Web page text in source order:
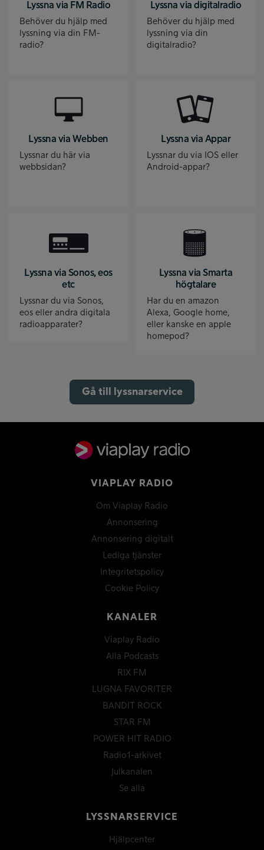
Lyssna via FM Radio
Behöver du hjälp med
lyssning via din FM-
radio?
Lyssna via digitalradio
Behöver du hjälp med
lyssning via din
digitalradio?
Lyssna via Webben
Lyssnar du här via
webbsidan?
Lyssna via Appar
Lyssnar du via IOS eller
Android-appar?
Lyssna via Sonos, eos
etc
Lyssnar du via Sonos,
eos eller andra digitala
radioapparater?
Lyssna via Smarta
högtalare
Har du en amazon
Alexa, Google home,
eller kanske en apple
homepod?
Gå till lyssnarservice
VIAPLAY RADIO
Om Viaplay Radio
Annonsering
Annonsering digitalt
Lediga tjänster
Integritetspolicy
Cookie Policy
KANALER
Viaplay Radio
Alla Podcasts
RIX FM
LUGNA FAVORITER
BANDIT ROCK
STAR FM
POWER HIT RADIO
Radio1-arkivet
Julkanalen
Se alla
LYSSNARSERVICE
Hjälpcenter